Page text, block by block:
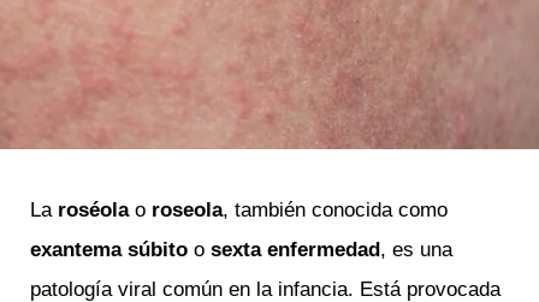
La roséolao roseola, también conocida como
exantema súbito o sexta enfermedad, es una
patología viral común en la infancia. Está provocada